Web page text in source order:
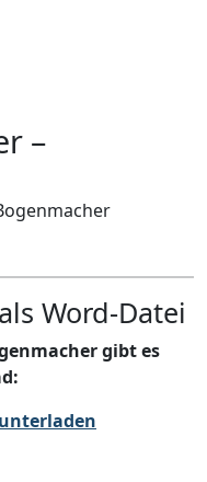
–
Word-Datei
gibt es